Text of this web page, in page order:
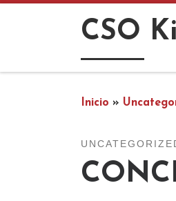
Saltar al contenido
CSO
Inicio »